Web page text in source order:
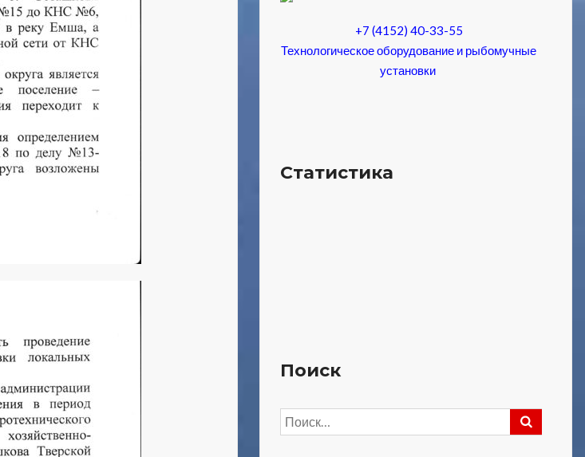
+7 (4152) 40-33-55
Технологическое оборудование и рыбомучные
установки
Статистика
Поиск
Найти: